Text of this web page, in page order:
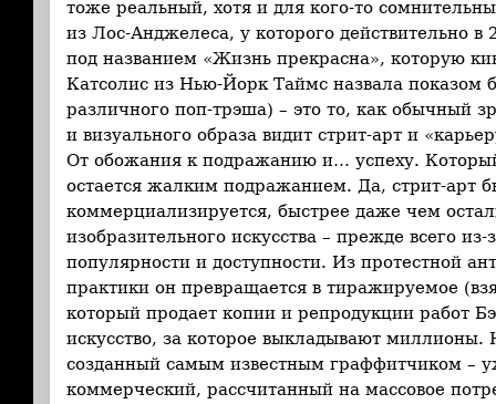
тоже реальный, хотя и для кого-то
из Лос-Анджелеса, у которого действительно в
под названием «Жизнь прекрасна», которую
Катсолис из Нью-Йорк Таймс назвала показом
различного поп-трэша) – это то, как обычный
и визуального образа видит стрит-арт и
От обожания к подражанию и… успеху.
остается жалким подражанием. Да, стрит-арт
коммерциализируется, быстрее даже чем
изобразительного искусства – прежде всего
популярности и доступности. Из протестной
практики он превращается в тиражируемое
который продает копии и репродукции работ
искусство, за которое выкладывают
созданный самым известным граффитчиком –
коммерческий, рассчитанный на массовое